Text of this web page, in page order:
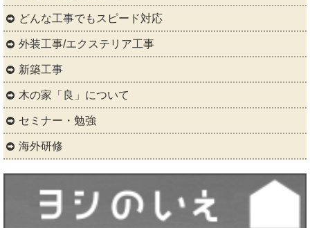
どんな工事でもスピード対応
外装工事/エクステリア工事
新築工事
木の家「良」について
セミナー・勉強
海外研修